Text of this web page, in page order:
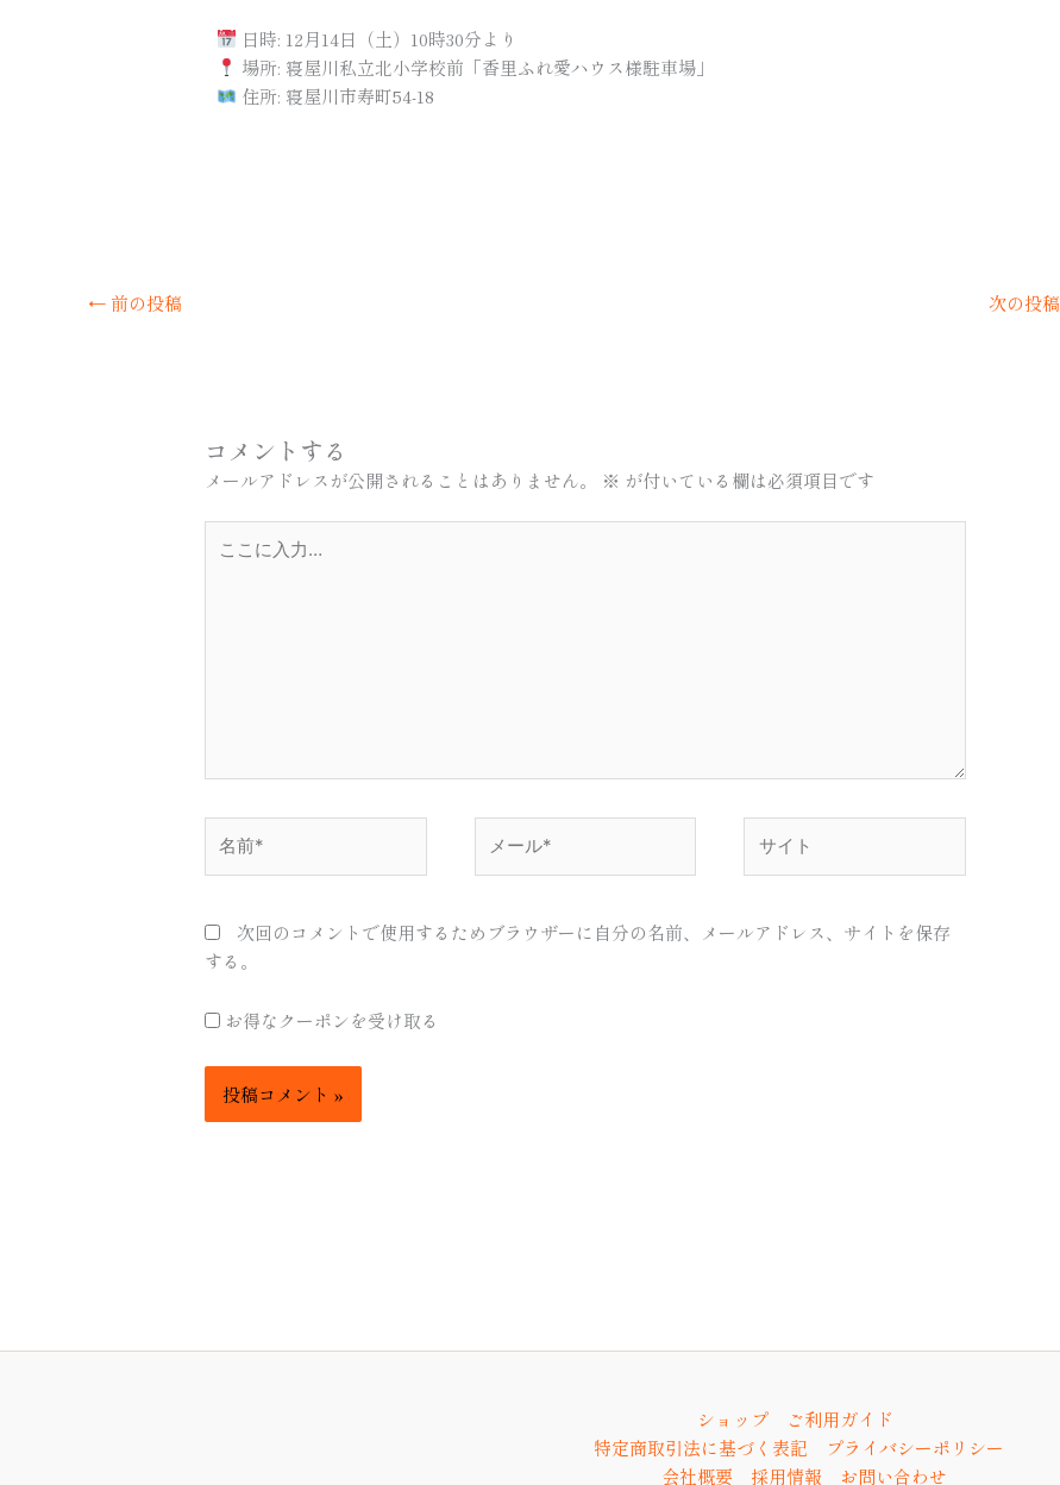
日時: 12月14日（土）10時30分より
場所: 寝屋川私立北小学校前「香里ふれ愛ハウス様駐車場」
住所: 寝屋川市寿町54-18
← 前の投稿 次の投稿
コメントする
メールアドレスが公開されることはありません。 ※ が付いている欄は必須項目です
こ
前
ー
次回のコメントで使用するためブラウザーに自分の名前、メールアドレス、サイトを保存
する。
お得なクーポンを受け取る
ショップ
ご利用ガイド
特定商取引法に基づく表記
プライバシーポリシー
会社概要
採用情報 お問い合わせ